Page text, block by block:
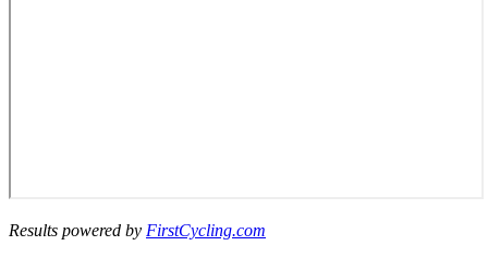
Results powered by FirstCycling.com